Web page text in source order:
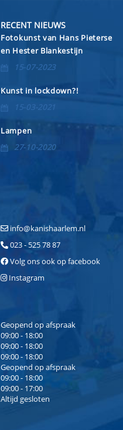
RECENT NIEUWS
Fotokunst van Hans Pieterse
en Hester Blankestijn
15-07-2023
Kunst in lockdown?!
15-03-2021
Lampen
27-10-2020
info@kanishaarlem.nl
023 - 525 78 87
Volg ons ook op facebook
Instagram
Geopend op afspraak
09:00 - 18:00
09:00 - 18:00
09:00 - 18:00
Geopend op afspraak
09:00 - 18:00
09:00 - 17:00
Altijd gesloten